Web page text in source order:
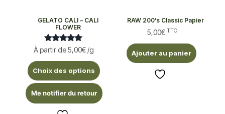
GELATO CALI – CALI
FLOWER
Note
5.00
sur 5
À partir de5,00€ /g
Choix des options
Me notifier du retour
RAW 200’s Classic Papier
5,00€ TTC
Ajouter au panier